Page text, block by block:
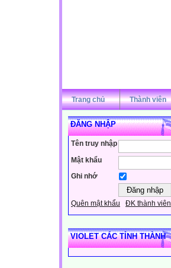
Trang chủ Thành viên
ĐĂNG NHẬP
Tên truy nhập
Mật khẩu
Ghi nhớ
Quên mật khẩu ĐK thành viên
VIOLET CÁC TỈNH THÀNH